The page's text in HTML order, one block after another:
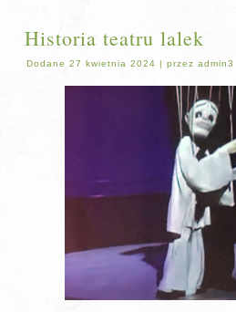
Historia teatru lalek
Dodane 27 kwietnia 2024 |przez admin3